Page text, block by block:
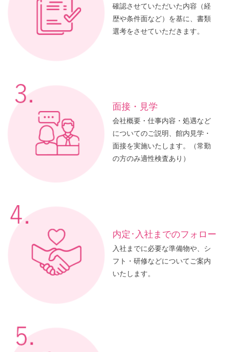
確認させていただいた内容（経
歴や条件面など）を基に、書類
選考をさせていただきます。
面接・見学
会社概要・仕事内容・処遇など
についてのご説明、館内見学・
面接を実施いたします。（常勤
の方のみ適性検査あり）
内定･入社までのフォロー
入社までに必要な準備物や、シ
フト・研修などについてご案内
いたします。